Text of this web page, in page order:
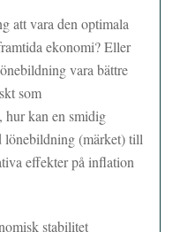
att vara den optimala
ekonomi? Eller
vara bättre
som
hur kan en smidig
lönebildning (märket) till
effekter på inflation
stabilitet